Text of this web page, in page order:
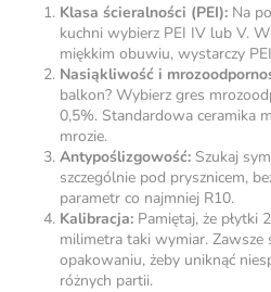
Klasa ścieralności (PEI): Na
kuchni wybierz PEI IV lub V. W
miękkim obuwiu, wystarczy
Nasiąkliwość i
balkon? Wybierz gres
0,5%. Standardowa ceramika
mrozie.
Antypoślizgowość: Szukaj
szczególnie pod prysznicem,
parametr co najmniej R10.
Kalibracja: Pamiętaj, że płytki
milimetra taki wymiar. Zawsze
opakowaniu, żeby uniknąć
różnych partii.